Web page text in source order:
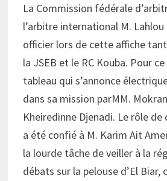
La Commission fédérale
l’arbitre international M.
officier lors de cette affiche
la JSEB et le RC Kouba. Pour
tableau qui s’annonce
dans sa mission parMM.
Kheiredinne Djenadi. Le rôle
a été confié à M. Karim Ait
la lourde tâche de veiller à la
débats sur la pelouse d’El Biar,